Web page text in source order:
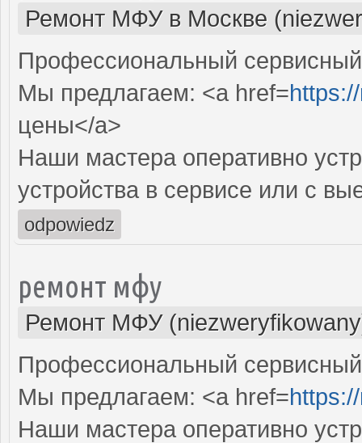
Ремонт МФУ в Москве
Профессиональный
Мы предлагаем: <a href=
цены</a>
Наши мастера оперативно
устройства в сервисе или с
odpowiedz
ремонт мфу
Ремонт МФУ
Профессиональный
Мы предлагаем: <a href=
Наши мастера оперативно